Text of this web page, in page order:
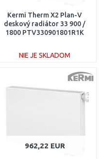
Kermi Therm X2 Plan-V
deskový radiátor 33 900 /
1800 PTV330901801R1K
NIE JE SKLADOM
DO KOŠÍKA
Porovnať
962,22 EUR